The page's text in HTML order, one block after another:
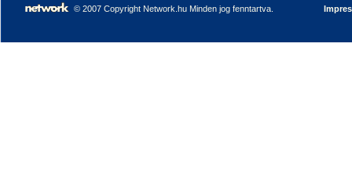
© 2007 Copyright Network.hu Minden jog fenntartva.